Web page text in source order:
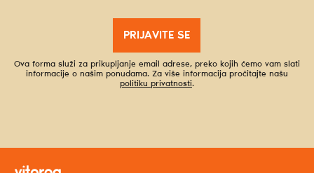
PRIJAVITE SE
Ova forma služi za prikupljanje email adrese, preko kojih ćemo vam slati
informacije o našim ponudama. Za više informacija pročitajte našu
politiku privatnosti.